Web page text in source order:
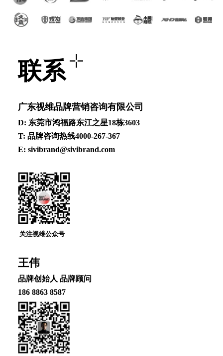
联系
⼴东视维品牌营销咨询有限公司
D: 东莞市鸿福路东江之星18栋3603
T: 品牌咨询热线4000-267-367
E: sivibrand@sivibrand.com
关注视维公众号
王伟
品牌创始⼈ 品牌顾问
186 8863 8587